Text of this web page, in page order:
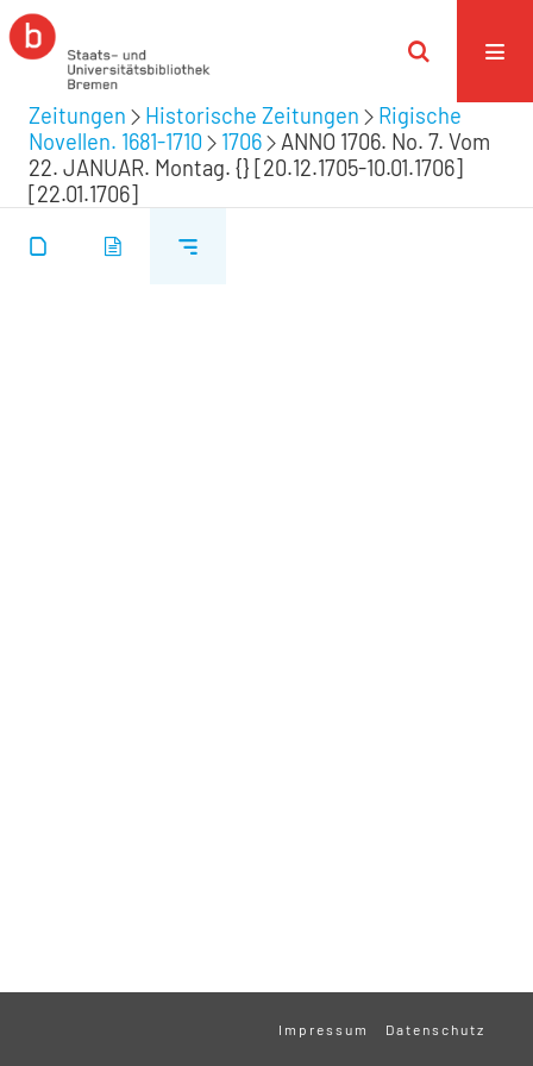
Zeitungen Historische Zeitungen
Rigische
Novellen. 1681-1710
1706
ANNO 1706. No. 7. Vom
22. JANUAR. Montag. {} [20.12.1705-10.01.1706]
[22.01.1706]
Impressum Datenschutz